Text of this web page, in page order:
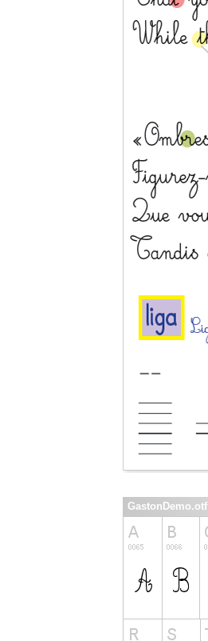
GastonDemo.otf